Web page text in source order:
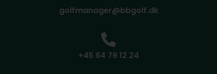
golfmanager@bbgolf.dk
+45 64 79 12 24